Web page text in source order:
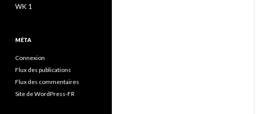
WK 1
MÉTA
Connexion
Flux des publications
Flux des commentaires
Site de WordPress-FR